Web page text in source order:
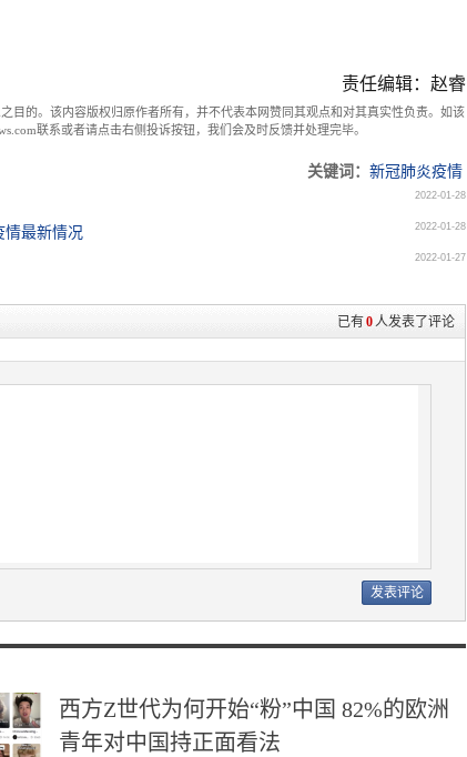
责任编辑：赵睿
目的。该内容版权归原作者所有，并不代表本网赞同其观点和对其真实性负责。如该
联系或者请点击右侧投诉按钮，我们会及时反馈并处理完毕。
关键词： 新冠肺炎疫情
2022-01-28
情最新情况 2022-01-28
2022-01-27
已有0人发表了评论
西方Z世代为何开始“粉”中国 82%的欧洲
青年对中国持正面看法